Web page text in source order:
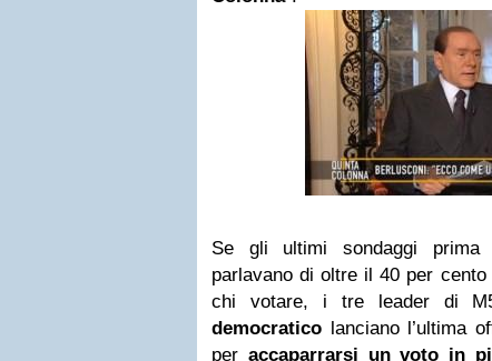
Se gli ultimi sondaggi prima
parlavano di oltre il 40 per
chi votare, i tre leader di
democratico lanciano l’ultima
per accaparrarsi un voto in